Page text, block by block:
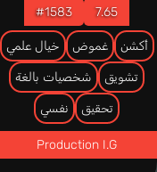
7.65
#1583
أكشن غموض خيال علمي
تشويق شخصيات بالغة
تحقيق نفسي
Production I.G